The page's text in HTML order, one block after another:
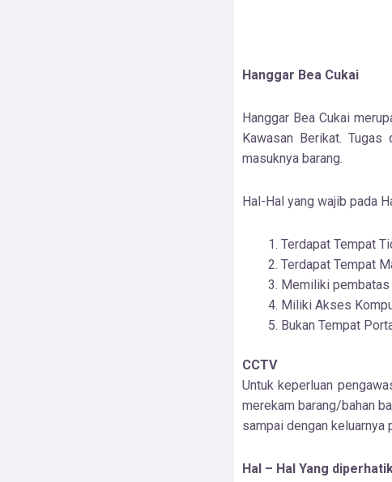
Hanggar Bea Cukai
Hanggar Bea Cukai
Kawasan Berikat.
masuknya barang.
Hal-Hal yang wajib pada
Terdapat Tempat
Terdapat Tempat
Memiliki pembatas
Miliki Akses
Bukan Tempat
CCTV
Untuk keperluan
merekam barang/bahan
sampai dengan keluarnya
Hal – Hal Yang